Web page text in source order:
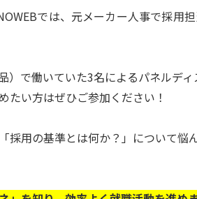
では、元メーカー人事で採
で働いていた3名によるパネルディ
たい方はぜひご参加ください！
採用の基準とは何か？」について悩